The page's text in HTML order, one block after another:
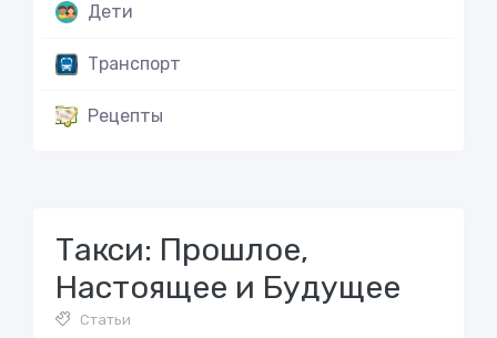
Дети
Транспорт
Рецепты
Такси: Прошлое,
Настоящее и Будущее
Статьи